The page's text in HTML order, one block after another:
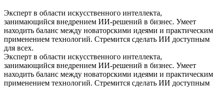
Эксперт в области искусственного интеллекта,
занимающийся внедрением ИИ-решений в бизнес. Умеет
находить баланс между новаторскими идеями и практическим
применением технологий. Стремится сделать ИИ доступным
для всех.
Эксперт в области искусственного интеллекта,
занимающийся внедрением ИИ-решений в бизнес. Умеет
находить баланс между новаторскими идеями и практическим
применением технологий. Стремится сделать ИИ доступным